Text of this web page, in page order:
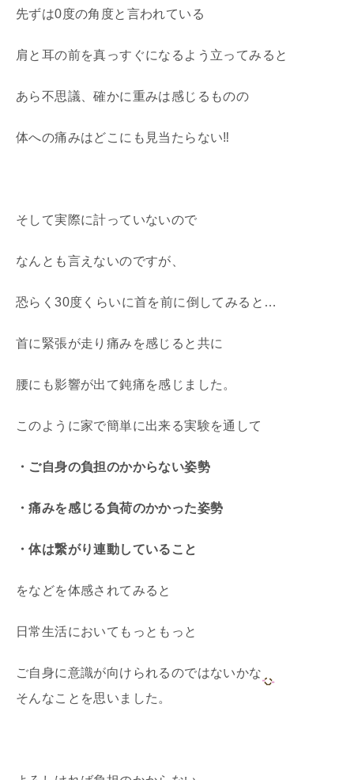
先ずは0度の角度と言われている
肩と耳の前を真っすぐになるよう立ってみると
あら不思議、確かに重みは感じるものの
体への痛みはどこにも見当たらない‼
そして実際に計っていないので
なんとも言えないのですが、
恐らく30度くらいに首を前に倒してみると…
首に緊張が走り痛みを感じると共に
腰にも影響が出て鈍痛を感じました。
このように家で簡単に出来る実験を通して
・ご自身の負担のかからない姿勢
・痛みを感じる負荷のかかった姿勢
・体は繋がり連動していること
をなどを体感されてみると
日常生活においてもっともっと
ご自身に意識が向けられるのではないかな
そんなことを思いました。